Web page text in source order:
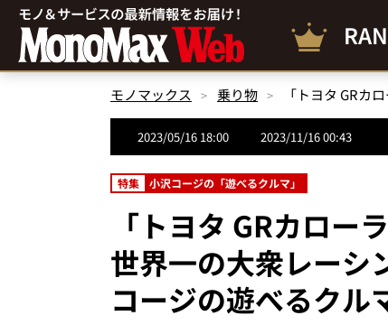
モノマックス 乗り物
2023/05/16 18:00 2023/11/16 00:43
特集 小沢コージの「遊べるクルマ」
「トヨタ GRカロ
世界一の大衆レーシ
コージの遊べるクル